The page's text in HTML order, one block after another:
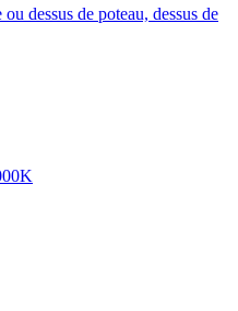
ou dessus de poteau, dessus de